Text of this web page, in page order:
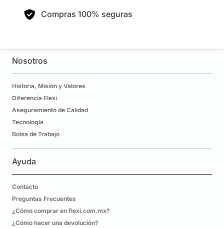
Compras 100% seguras
Nosotros
Historia, Misión y Valores
Diferencia Flexi
Aseguramiento de Calidad
Tecnología
Bolsa de Trabajo
Ayuda
Contacto
Preguntas Frecuentes
¿Cómo comprar en flexi.com.mx?
¿Cómo hacer una devolución?